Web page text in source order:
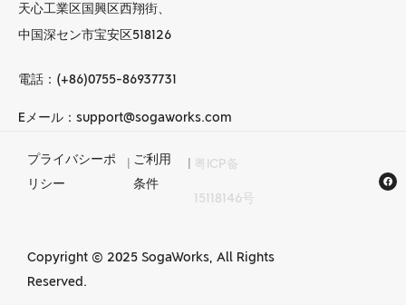
天心工業区国興区西翔街、
中国深セン市宝安区518126
電話：(+86)0755-86937731
Eメール：support@sogaworks.com
プライバシーポ
リシー
ご利用
条件
粤ICP备
15118146号
Copyright © 2025 SogaWorks, All Rights
Reserved.